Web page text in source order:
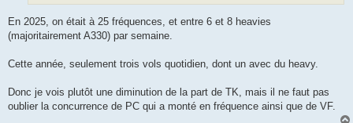
En 2025, on était à 25 fréquences, et entre 6 et 8 heavies
(majoritairement A330) par semaine.
Cette année, seulement trois vols quotidien, dont un avec du heavy.
Donc je vois plutôt une diminution de la part de TK, mais il ne faut pas
oublier la concurrence de PC qui a monté en fréquence ainsi que de VF.